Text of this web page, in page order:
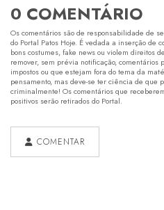
0 COMENTÁRIO
Os comentários são de responsabilidade de
do Portal Patos Hoje. É vedada a inserção de
bons costumes, fake news ou violem direitos
remover, sem prévia notificação, comentários
impostos ou que estejam fora do tema da
pensamento, mas deve-se ter ciência de que
criminalmente! Os comentários que
positivos serão retirados do Portal.
COMENTAR